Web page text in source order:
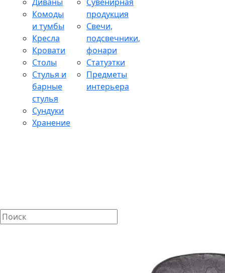
Комоды
и тумбы
Кресла
Кровати
Столы
Стулья и
барные
стулья
Сундуки
Хранение
продукция
Свечи,
подсвечники,
фонари
Статуэтки
Предметы
интерьера